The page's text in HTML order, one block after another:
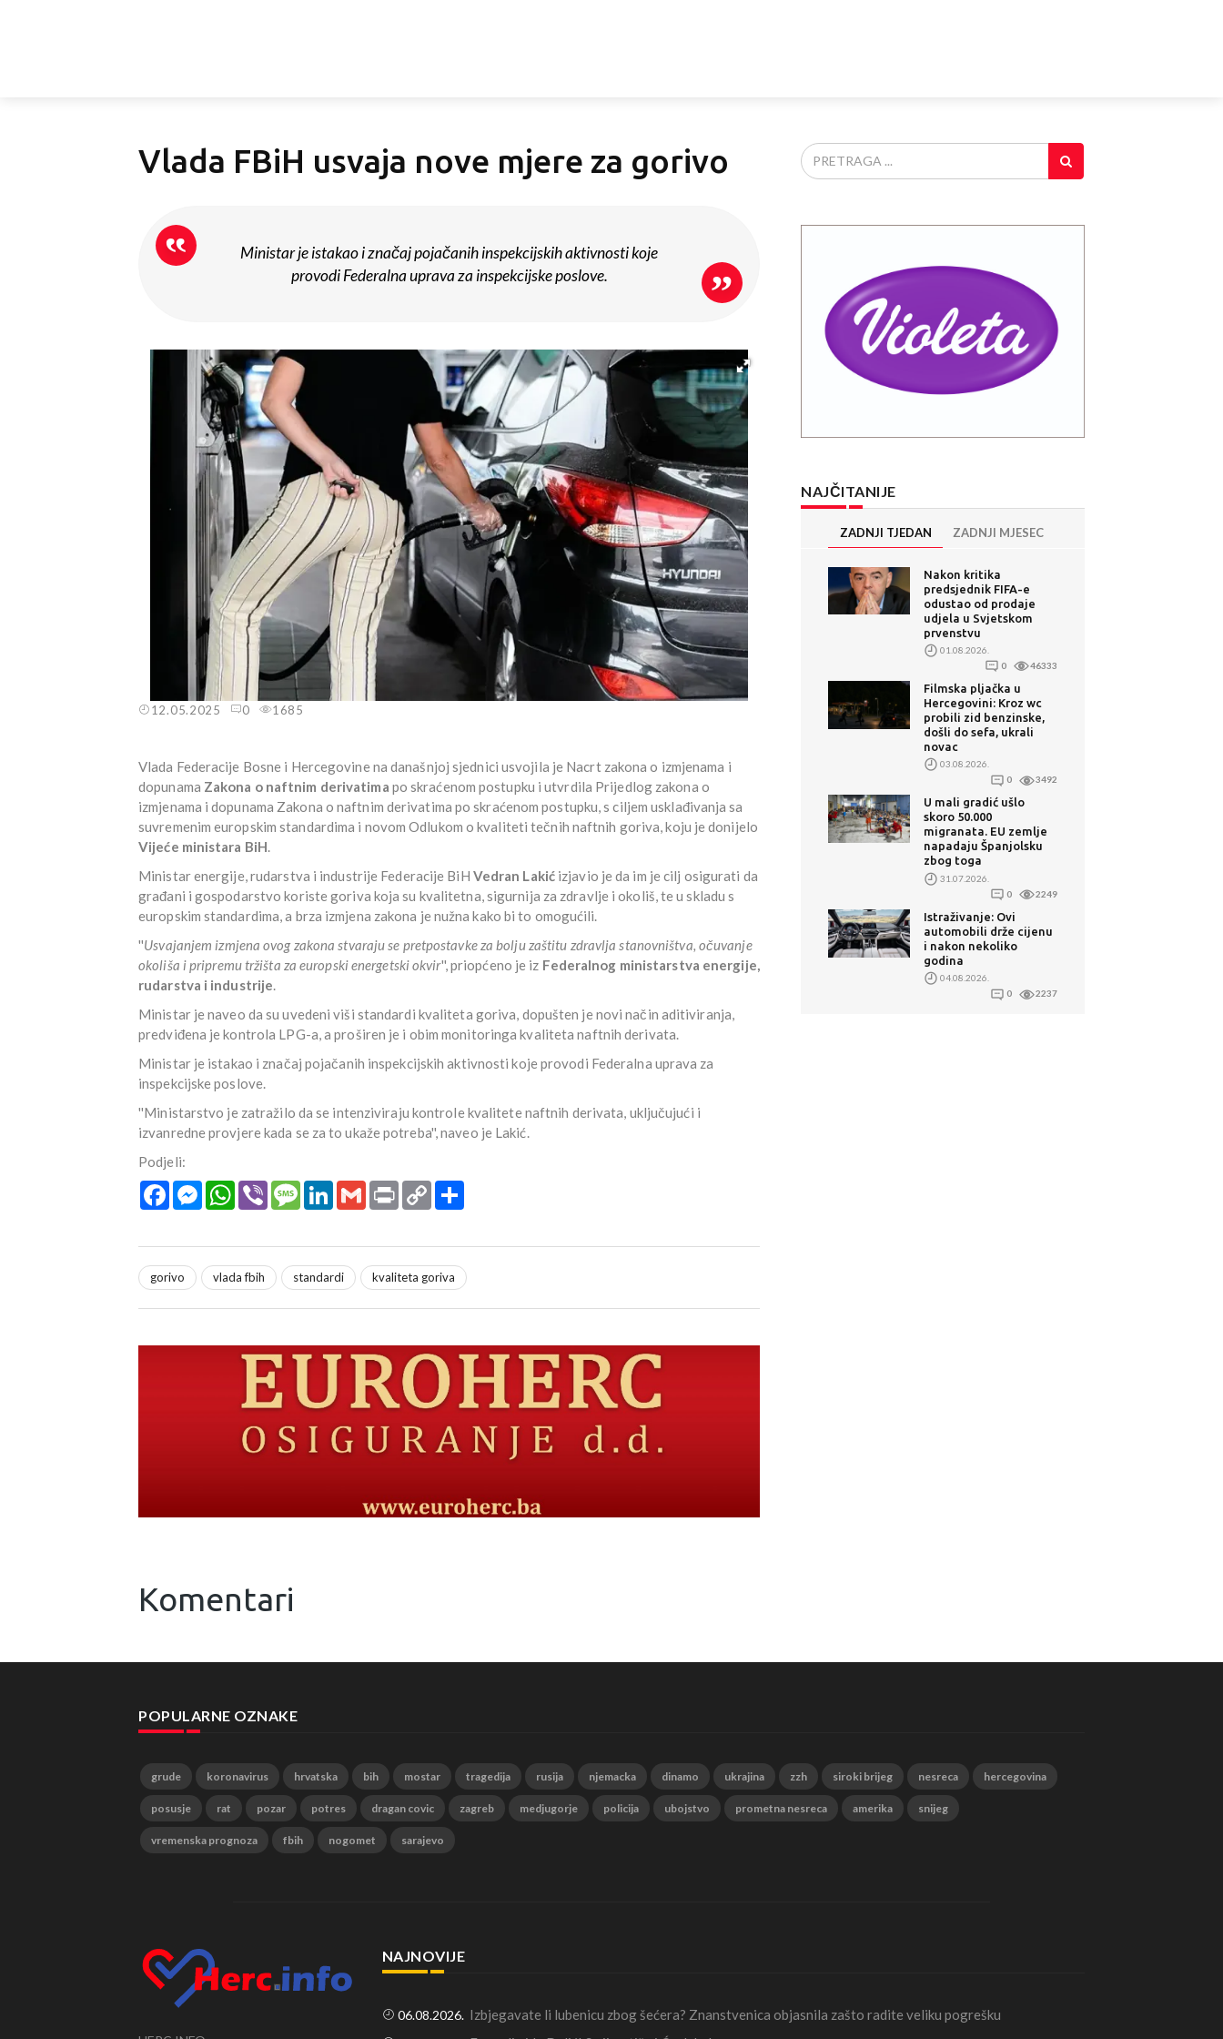
Vlada FBiH usvaja nove mjere za gorivo
Ministar je istakao i značaj pojačanih inspekcijskih aktivnosti koje
provodi Federalna uprava za inspekcijske poslove.
12.05.2025 0 1685
Vlada Federacije Bosne i Hercegovine na današnjoj sjednici usvojila je Nacrt zakona o izmjenama i
dopunama Zakona o naftnim derivatima po skraćenom postupku i utvrdila Prijedlog zakona o
izmjenama i dopunama Zakona o naftnim derivatima po skraćenom postupku, s ciljem usklađivanja sa
suvremenim europskim standardima i novom Odlukom o kvaliteti tečnih naftnih goriva, koju je donijelo
Vijeće ministara BiH.
Ministar energije, rudarstva i industrije Federacije BiH Vedran Lakićizjavio je da im je cilj osigurati da
građani i gospodarstvo koriste goriva koja su kvalitetna, sigurnija za zdravlje i okoliš, te u skladu s
europskim standardima, a brza izmjena zakona je nužna kako bi to omogućili.
''Usvajanjem izmjena ovog zakona stvaraju se pretpostavke za bolju zaštitu zdravlja stanovništva, očuvanje
okoliša i pripremu tržišta za europski energetski okvir'', priopćeno je iz Federalnog ministarstva energije,
rudarstva i industrije.
Ministar je naveo da su uvedeni viši standardi kvaliteta goriva, dopušten je novi način aditiviranja,
predviđena je kontrola LPG-a, a proširen je i obim monitoringa kvaliteta naftnih derivata.
Ministar je istakao i značaj pojačanih inspekcijskih aktivnosti koje provodi Federalna uprava za
inspekcijske poslove.
''Ministarstvo je zatražilo da se intenziviraju kontrole kvalitete naftnih derivata, uključujući i
izvanredne provjere kada se za to ukaže potreba'', naveo je Lakić.
Podjeli:
FacebookMessengerWhatsApp
Viber MessageLinkedInGmail Print Copy
Link
gorivo vlada fbih standardi kvaliteta goriva
Komentari
NAJČITANIJE
ZADNJI TJEDAN ZADNJI MJESEC
Nakon kritika
predsjednik FIFA-e
odustao od prodaje
udjela u Svjetskom
prvenstvu
01.08.2026.
0
46333
Filmska pljačka u
Hercegovini: Kroz wc
probili zid benzinske,
došli do sefa, ukrali
novac
03.08.2026.
0
3492
U mali gradić ušlo
skoro 50.000
migranata. EU zemlje
napadaju Španjolsku
zbog toga
31.07.2026.
0
2249
Istraživanje: Ovi
automobili drže cijenu
i nakon nekoliko
godina
04.08.2026.
0
2237
POPULARNE OZNAKE
grude koronavirus hrvatska bih mostar tragedija rusija njemacka dinamo ukrajina zzh siroki brijeg nesreca hercegovina
posusje rat pozar potres dragan covic zagreb medjugorje policija ubojstvo prometna nesreca amerika snijeg
vremenska prognoza fbih nogomet sarajevo
NAJNOVIJE
06.08.2026. Izbjegavate li lubenicu zbog šećera? Znanstvenica objasnila zašto radite veliku pogrešku